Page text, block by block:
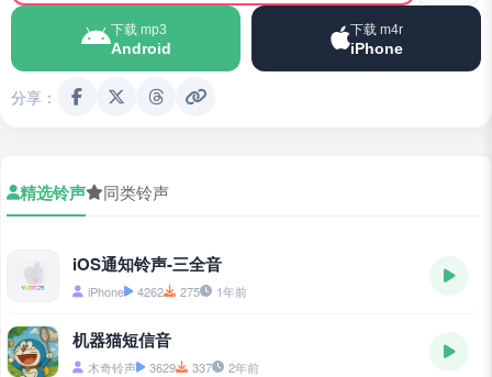
下载 mp3
Android
下载 m4r
iPhone
分享：
精选铃声 同类铃声
iOS通知铃声-三全音
iPhone 4262 275 1年前
机器猫短信音
木奇铃声 3629 337 2年前